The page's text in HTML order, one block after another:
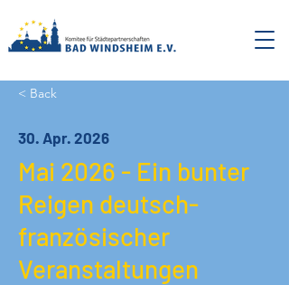
< Back
30. Apr. 2026
Mai 2026 - Ein bunter
Reigen deutsch-
französischer
Veranstaltungen